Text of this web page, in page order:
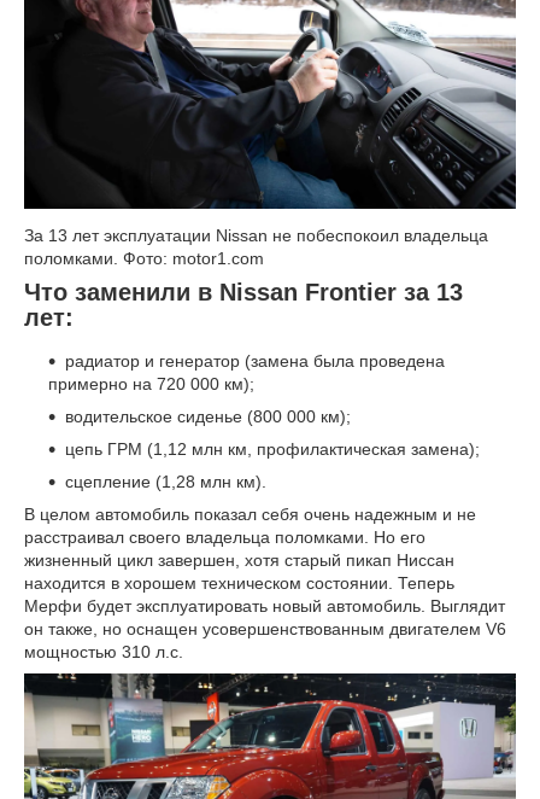
За 13 лет эксплуатации Nissan не побеспокоил владельца
поломками. Фото: motor1.com
Что заменили в Nissan Frontier за 13
лет:
радиатор и генератор (замена была проведена
примерно на 720 000 км);
водительское сиденье (800 000 км);
цепь ГРМ (1,12 млн км, профилактическая замена);
сцепление (1,28 млн км).
В целом автомобиль показал себя очень надежным и не
расстраивал своего владельца поломками. Но его
жизненный цикл завершен, хотя старый пикап Ниссан
находится в хорошем техническом состоянии. Теперь
Мерфи будет эксплуатировать новый автомобиль. Выглядит
он также, но оснащен усовершенствованным двигателем V6
мощностью 310 л.с.